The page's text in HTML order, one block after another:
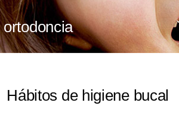
ortodoncia
Hábitos de higiene bucal